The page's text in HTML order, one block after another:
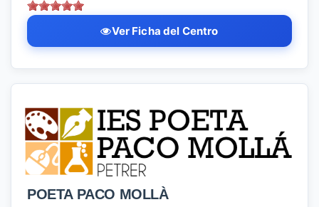
Ver Ficha del Centro
POETA PACO MOLLÀ